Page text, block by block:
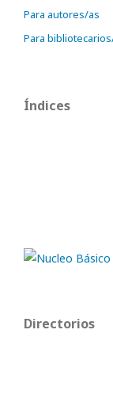
Para autores/as
Para
Índices
Directorios